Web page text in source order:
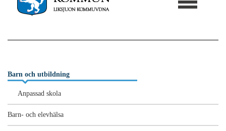
Barn och utbildning
Anpassad skola
Barn- och elevhälsa